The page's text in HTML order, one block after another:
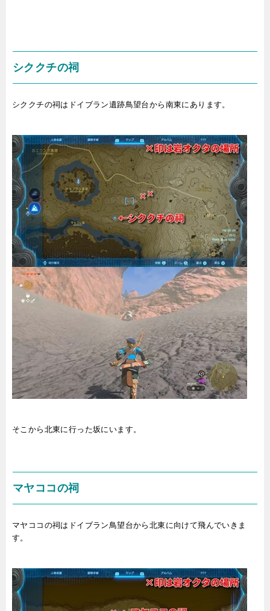
シククチの祠
シククチの祠はドイブラン遺跡鳥望台から南東にあります。
そこから北東に行った坂にいます。
マヤココの祠
マヤココの祠はドイブラン鳥望台から北東に向けて飛んでいきま
す。